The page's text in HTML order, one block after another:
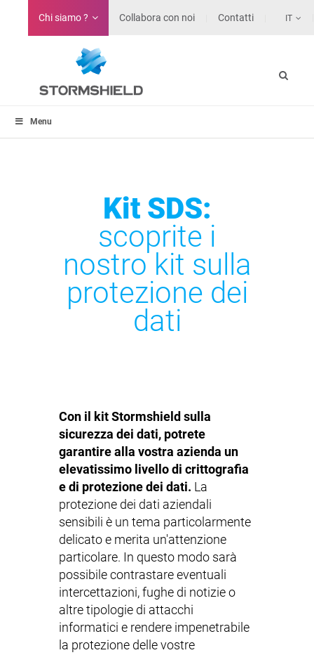
Chi siamo ? Collabora con noi Contatti IT
Menu
Kit SDS:
scoprite i
nostro kit sulla
protezione dei
dati
Con il kit Stormshield sulla
sicurezza dei dati, potrete
garantire alla vostra azienda un
elevatissimo livello di crittografia
e di protezione dei dati. La
protezione dei dati aziendali
sensibili è un tema particolarmente
delicato e merita un'attenzione
particolare. In questo modo sarà
possibile contrastare eventuali
intercettazioni, fughe di notizie o
altre tipologie di attacchi
informatici e rendere impenetrabile
la protezione delle vostre